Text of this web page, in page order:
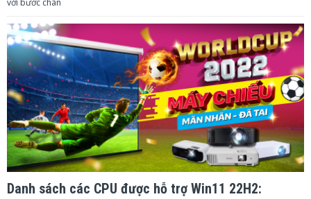
Tỷ lệ nhiễu tín hiệu (độ ồn): 80 dB
Độ nhạy (đầu vào): 0.13V
Độ méo tiếng (lệch chuẩn âm
thanh nguồn đầu vào):
≤0.5%
Công suất đầu ra lớn nhất: 2 × 90W 8ohm 2 × 120W 4ohm
Trở kháng đầu vào: 20KΩ
Nguồn điện: 220W
Kích thước: 420W×320D×150H
với bước chân
Danh sách các CPU được hỗ trợ Win11 22H2: